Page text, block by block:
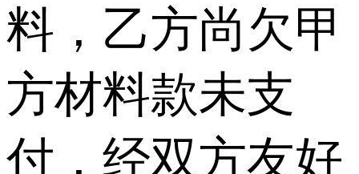
料，乙方尚欠甲
方材料款未支
付，经双方友好